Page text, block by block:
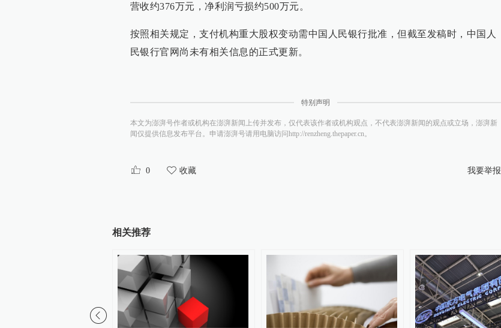
营收约376万元，净利润亏损约500万元。
按照相关规定，支付机构重大股权变动需中国人民银行批准，但截至发稿时，中国人
民银行官网尚未有相关信息的正式更新。
特别声明
本文为澎湃号作者或机构在澎湃新闻上传并发布，仅代表该作者或机构观点，不代表澎湃新闻的观点或立场，澎湃新
闻仅提供信息发布平台。申请澎湃号请用电脑访问http://renzheng.thepaper.cn。
0 收藏 我要举报
相关推荐